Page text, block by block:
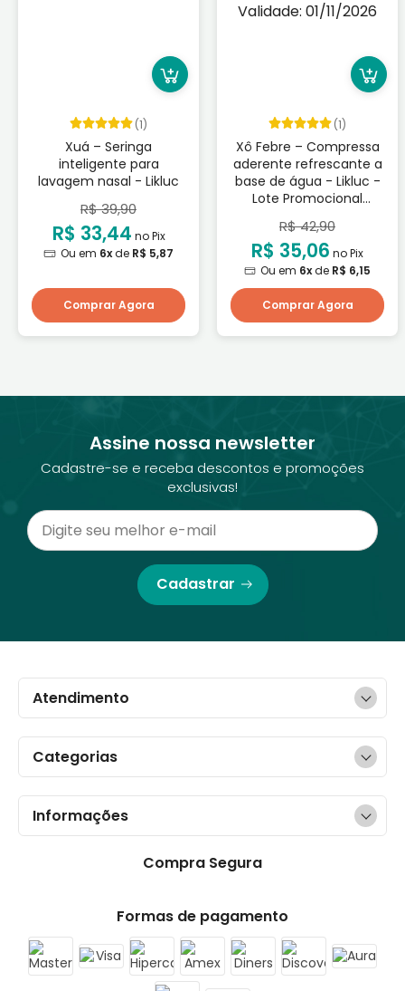
(1)
Xuá – Seringa
inteligente para
lavagem nasal - Likluc
R$ 39,90
R$ 33,44 no Pix
Ou em 6xde R$ 5,87
Comprar Agora
(1)
Xô Febre – Compressa
aderente refrescante a
base de água - Likluc -
Lote Promocional
R$ 42,90
R$ 35,06 no Pix
Ou em 6xde R$ 6,15
Comprar Agora
Assine nossa newsletter
Cadastre-se e receba descontos e promoções
exclusivas!
Cadastrar
Categorias
Informações
Compra Segura
Atendimento
Formas de pagamento